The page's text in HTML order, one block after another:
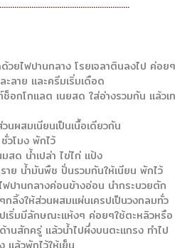
วยไฟปานกลาง โรยเจลาตินลงไป ค่อยๆ
ลาย และครีมเริ่มเดือด
ช็อกโกแลต เนยสด ใส่อ่างรวมกัน แล้วเท
นผสมเนียนเป็นเนื้อเดียวกัน
วโมง พักไว้
สด น้ำเปล่า ไข่ไก่ แป้ง
าย น้ำมันพืช ปั่นรวมกันให้เนียน พักไว้
ฟปานกลางค่อนข้างอ่อน นำกระบวยตัก
กลิ้งให้ส่วนผสมแผ่นเครปเป็นวงกลมทั่ว
เริ่มมีลักษณะแห้งๆ ค่อยๆใช้ตะหลิวหรือ
นสักครู่ แล้วน้ำไปผึ่งบนตะแกรง ทำไป
แล้วพักไว้ให้เย็น